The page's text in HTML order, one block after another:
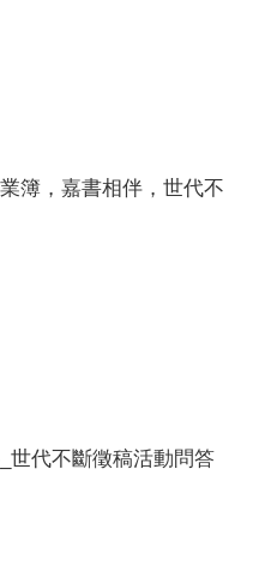
簿，嘉書相伴，世代不
世代不斷徵稿活動問答